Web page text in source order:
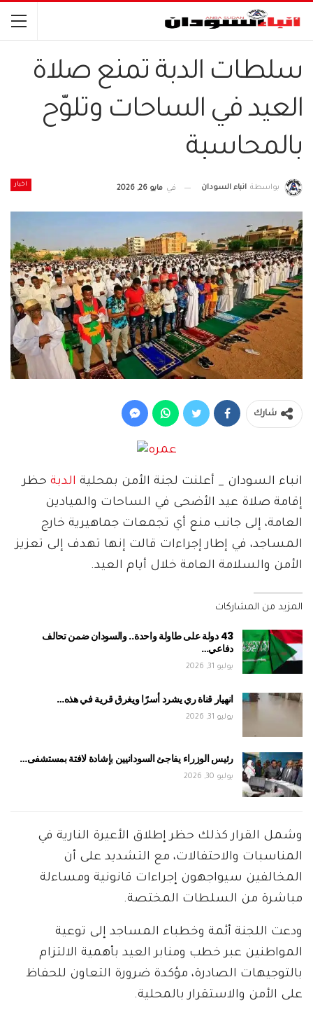
سلطات الدبة تمنع صلاة
العيد في الساحات وتلوّح
بالمحاسبة
اخبار بواسطة انباء السودان في مايو 26, 2026
شارك
انباء السودان _ أعلنت لجنة الأمن بمحلية الدبة حظر
إقامة صلاة عيد الأضحى في الساحات والميادين
العامة، إلى جانب منع أي تجمعات جماهيرية خارج
المساجد، في إطار إجراءات قالت إنها تهدف إلى تعزيز
الأمن والسلامة العامة خلال أيام العيد.
المزيد من المشاركات
43 دولة على طاولة واحدة.. والسودان ضمن تحالف
دفاعي…
يوليو 31, 2026
انهيار قناة ري يشرد أسرًا ويغرق قرية في هذه…
يوليو 31, 2026
رئيس الوزراء يفاجئ السودانيين بإشادة لافتة بمستشفى…
يوليو 30, 2026
وشمل القرار كذلك حظر إطلاق الأعيرة النارية في
المناسبات والاحتفالات، مع التشديد على أن
المخالفين سيواجهون إجراءات قانونية ومساءلة
مباشرة من السلطات المختصة.
ودعت اللجنة أئمة وخطباء المساجد إلى توعية
المواطنين عبر خطب ومنابر العيد بأهمية الالتزام
بالتوجيهات الصادرة، مؤكدة ضرورة التعاون للحفاظ
على الأمن والاستقرار بالمحلية.